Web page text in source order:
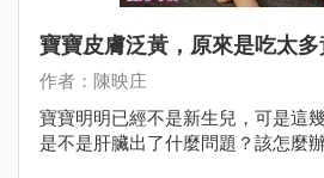
寶寶皮膚泛黃，原來是吃太多
作者：陳映庄
寶寶明明已經不是新生兒，可是這
是不是肝臟出了什麼問題？該怎麼